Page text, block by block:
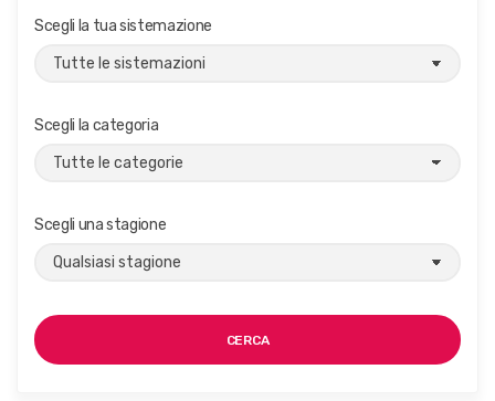
Scegli la tua sistemazione
Scegli la categoria
Scegli una stagione
CERCA